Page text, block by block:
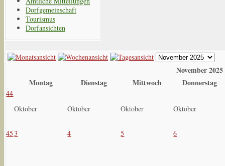
Dorfgemeinschaft
Tourismus
Dorfansichten
November 2025
Montag
Dienstag Mittwoch Donnerstag
44
Oktober
Oktober Oktober Oktober
45 3 4 5 6